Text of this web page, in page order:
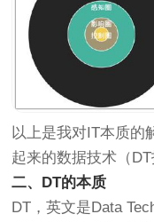
以上是我对IT本质的
起来的数据技术（
二、DT的本质
DT，英文是Data